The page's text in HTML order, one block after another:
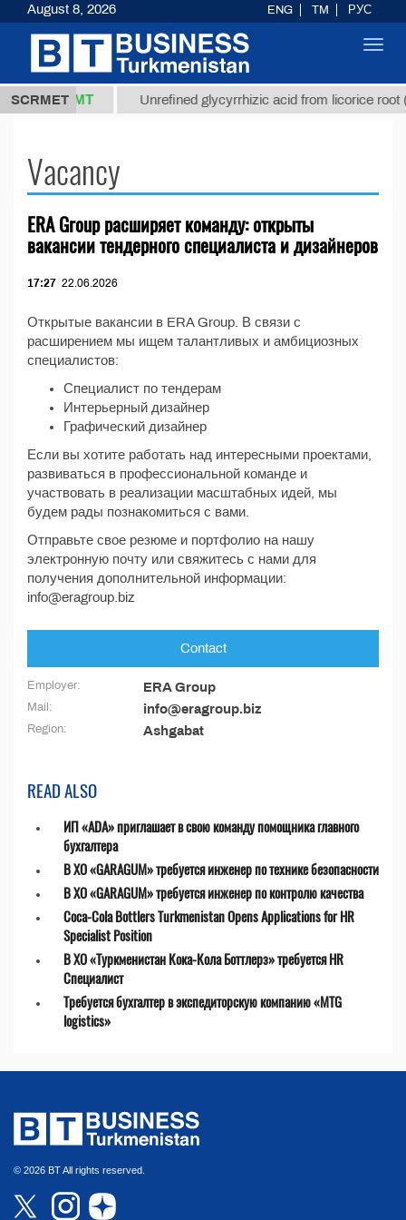
SCRMET
37,8 ТМТ Unrefined glycyrrhizic acid from licorice root
Vacancy
ERA Group расширяет команду: открыты
вакансии тендерного специалиста и дизайнеров
17:27 22.06.2026
Открытые вакансии в ERA Group. В связи с
расширением мы ищем талантливых и амбициозных
специалистов:
Специалист по тендерам
Интерьерный дизайнер
Графический дизайнер
Если вы хотите работать над интересными проектами,
развиваться в профессиональной команде и
участвовать в реализации масштабных идей, мы
будем рады познакомиться с вами.
Отправьте свое резюме и портфолио на нашу
электронную почту или свяжитесь с нами для
получения дополнительной информации:
info@eragroup.biz
Contact
Employer: ERA Group
Mail: info@eragroup.biz
Region: Ashgabat
READ ALSO
ИП «ADA» приглашает в свою команду помощника главного
бухгалтера
В ХО «GARAGUM» требуется инженер по технике безопасности
В ХО «GARAGUM» требуется инженер по контролю качества
Coca-Cola Bottlers Turkmenistan Opens Applications for HR
Specialist Position
В ХО «Туркменистан Кока-Кола Боттлерз» требуется HR
Специалист
Требуется бухгалтер в экспедиторскую компанию «MTG
logistics»
© 2026 BT All rights reserved.
August 8, 2026 ENG TM РУС